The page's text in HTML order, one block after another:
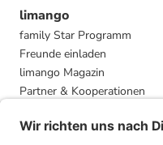
limango
family Star Programm
Freunde einladen
limango Magazin
Partner & Kooperationen
Presse